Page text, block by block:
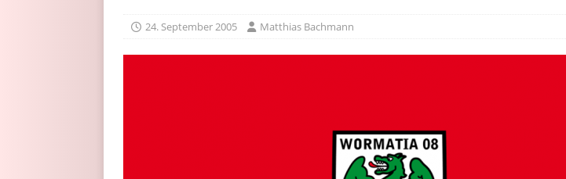
24. September 2005 Matthias Bachmann